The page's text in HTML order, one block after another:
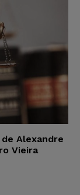
Alexandre
Vieira